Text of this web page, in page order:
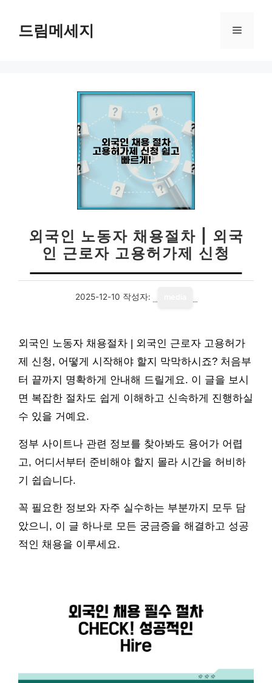
드림메세지 메
외국인 노동자 채용절차 | 외국
인 근로자 고용허가제 신청
2025-12-10 작성자:
외국인 노동자 채용절차 | 외국인 근로자 고용허가
제 신청, 어떻게 시작해야 할지 막막하시죠? 처음부
터 끝까지 명확하게 안내해 드릴게요. 이 글을 보시
면 복잡한 절차도 쉽게 이해하고 신속하게 진행하실
수 있을 거예요.
정부 사이트나 관련 정보를 찾아봐도 용어가 어렵
고, 어디서부터 준비해야 할지 몰라 시간을 허비하
기 쉽습니다.
꼭 필요한 정보와 자주 실수하는 부분까지 모두 담
았으니, 이 글 하나로 모든 궁금증을 해결하고 성공
적인 채용을 이루세요.